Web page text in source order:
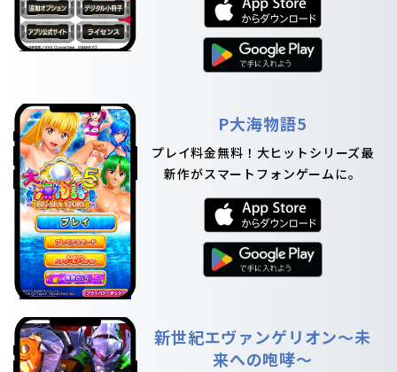
P大海物語5
プレイ料金無料！大ヒットシリーズ最
新作がスマートフォンゲームに。
新世紀エヴァンゲリオン～未
来への咆哮～